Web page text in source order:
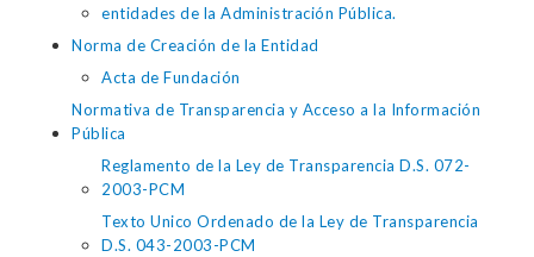
entidades de la Administración Pública.
Norma de Creación de la Entidad
Acta de Fundación
Normativa de Transparencia y Acceso a la Información
Pública
Reglamento de la Ley de Transparencia D.S. 072-
2003-PCM
Texto Unico Ordenado de la Ley de Transparencia
D.S. 043-2003-PCM